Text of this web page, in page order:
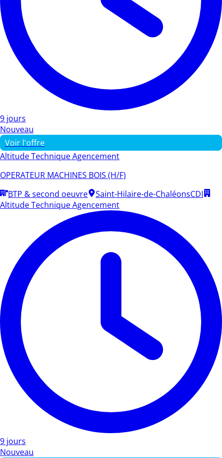
9 jours
Nouveau
Voir l'offre
Altitude Technique Agencement
OPERATEUR MACHINES BOIS (H/F)
BTP & second oeuvre
Saint-Hilaire-de-ChaléonsCDI
Altitude Technique Agencement
9 jours
Nouveau